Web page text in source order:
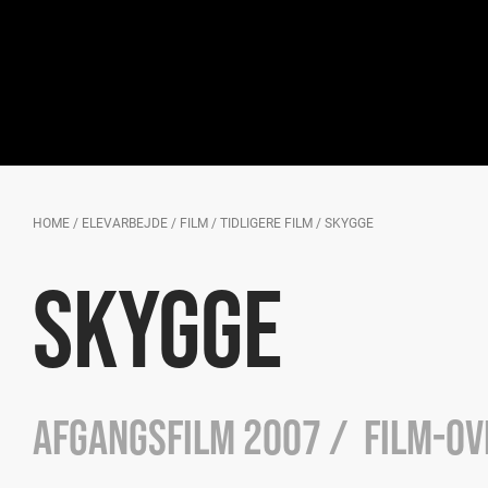
HOME / ELEVARBEJDE / FILM /TIDLIGERE FILM /SKYGGE
SKYGGE
afgangsfilm 2007 / Film-